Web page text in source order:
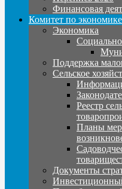
Финансовая
Комитет по
Экономика
Поддержка
Сельское
Реестр
Планы
Документы